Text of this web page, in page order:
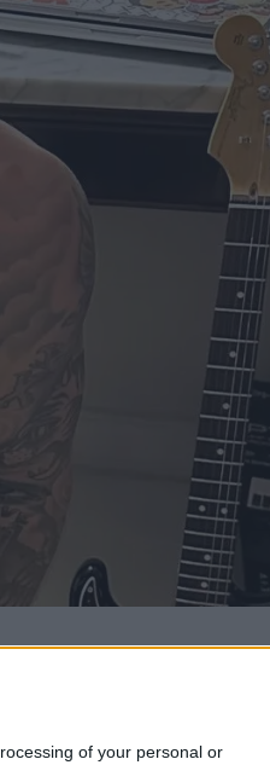
of your personal or